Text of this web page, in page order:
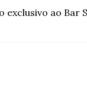
exclusivo ao